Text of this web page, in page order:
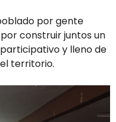
por gente
construir juntos un
y lleno de
territorio.